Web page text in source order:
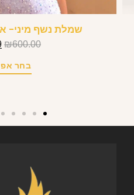
שמלת נשף מיני-
₪600.00
בחר